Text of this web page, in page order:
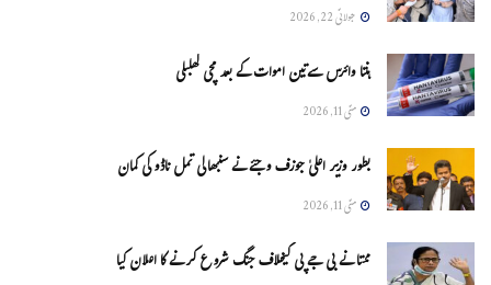
جولائی 22, 2026
ہنتا وائرس سےتین اموات کے بعد مچی کھلبلی
مئی 11, 2026
بطور وزیر اعلیٰ جوزف وجئے نے سنبھالی تمل ناڈو کی کمان
مئی 11, 2026
ممتا نے بی جے پی کیخلاف جنگ شروع کرنے کا اعلان کیا